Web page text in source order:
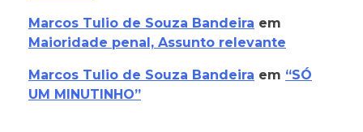
Marcos Tulio de Souza Bandeira em
Maioridade penal, Assunto relevante
Marcos Tulio de Souza Bandeira em “SÓ
UM MINUTINHO”